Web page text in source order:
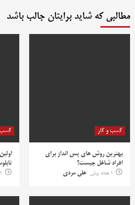
مطالبی که شاید برایتان جالب باشد
کسب و کار
بهترین روش‌ های پس‌ انداز برای
افراد شاغل چیست؟
1 هفته پیش
علی مردی
کسب
1 هفته پیش